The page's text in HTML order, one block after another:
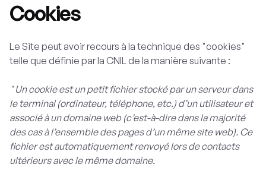
Cookies
Le Site peut avoir recours à la technique des "cookies"
telle que définie par la CNIL de la manière suivante :
" Un cookie est un petit fichier stocké par un serveur dans
le terminal (ordinateur, téléphone, etc.) d’un utilisateur et
associé à un domaine web (c’est-à-dire dans la majorité
des cas à l’ensemble des pages d’un même site web). Ce
fichier est automatiquement renvoyé lors de contacts
ultérieurs avec le même domaine.